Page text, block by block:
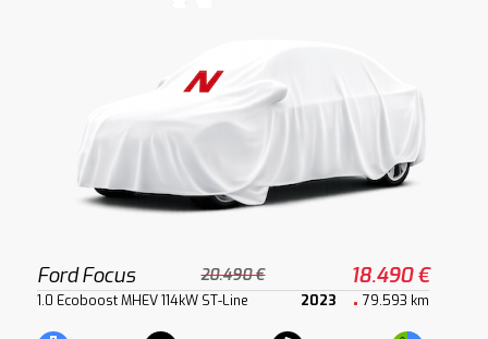
Ford Focus 20.490 € 18.490 €
1.0 Ecoboost MHEV 114kW ST-Line 2023 79.593 km